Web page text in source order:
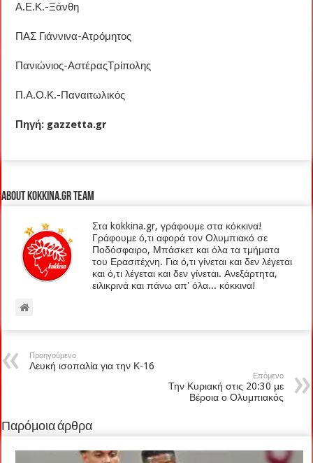
Α.Ε.Κ.-Ξάνθη
ΠΑΣ Γιάννινα-Ατρόμητος
Πανιώνιος-ΑστέραςΤρίπολης
Π.Α.Ο.Κ.-Παναιτωλικός
Πηγή: gazzetta.gr
About kokkina.gr TEAM
Στα kokkina.gr, γράφουμε στα κόκκινα!
Γράφουμε ό,τι αφορά τον Ολυμπιακό σε
Ποδόσφαιρο, Μπάσκετ και όλα τα τμήματα
του Ερασιτέχνη. Για ό,τι γίνεται και δεν λέγεται
και ό,τι λέγεται και δεν γίνεται. Ανεξάρτητα,
ειλικρινά και πάνω απ' όλα... κόκκινα!
Προηγούμενο
Λευκή ισοπαλία για την Κ-16
Επόμενο
Την Κυριακή στις 20:30 με
Βέροια ο Ολυμπιακός
Παρόμοια άρθρα